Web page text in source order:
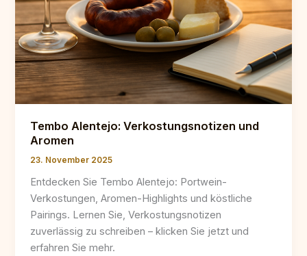
Tembo Alentejo: Verkostungsnotizen und
Aromen
23. November 2025
Entdecken Sie Tembo Alentejo: Portwein-
Verkostungen, Aromen-Highlights und köstliche
Pairings. Lernen Sie, Verkostungsnotizen
zuverlässig zu schreiben – klicken Sie jetzt und
erfahren Sie mehr.